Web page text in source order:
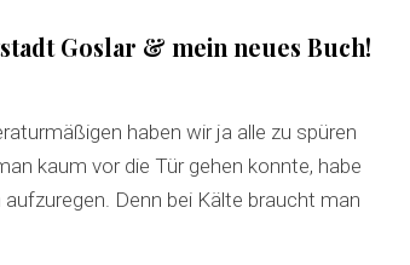
Goslar & mein neues Buch!
haben wir ja alle zu spüren
kaum vor die Tür gehen konnte, habe
Denn bei Kälte braucht man